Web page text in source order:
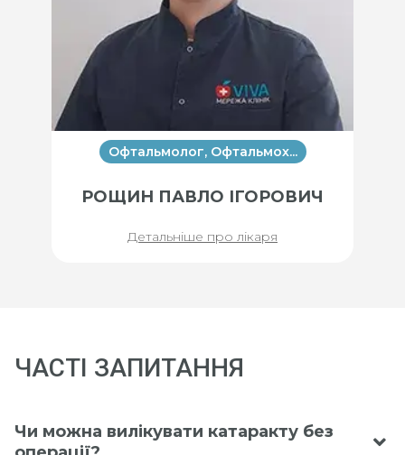
Офтальмолог, Офтальмох...
РОЩИН ПАВЛО ІГОРОВИЧ
Детальніше про лікаря
ЧАСТІ ЗАПИТАННЯ
Чи можна вилікувати катаракту без